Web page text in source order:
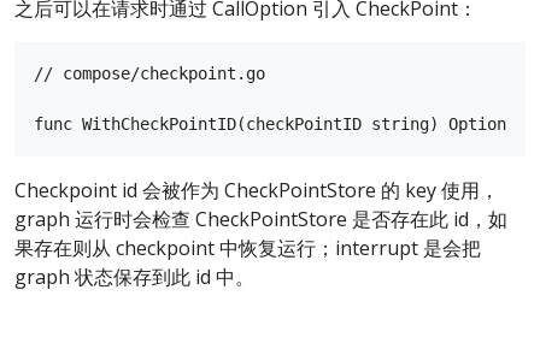
之后可以在请求时通过 CallOption 引入 CheckPoint：
// compose/checkpoint.go
Checkpoint id 会被作为 CheckPointStore 的 key 使用，
graph 运行时会检查 CheckPointStore 是否存在此 id，如
果存在则从 checkpoint 中恢复运行；interrupt 是会把
graph 状态保存到此 id 中。